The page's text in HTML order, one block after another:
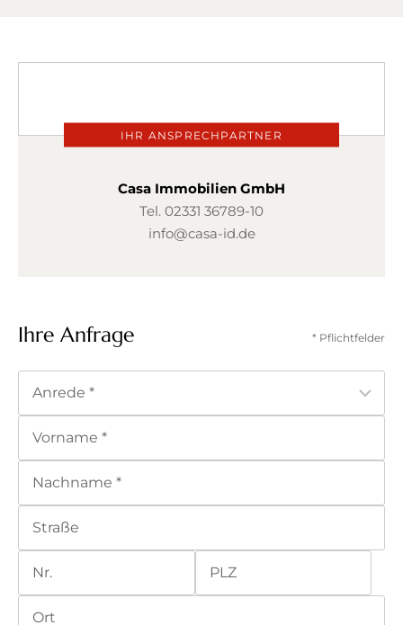
Ihre Anfrage * Pflichtfelder
IHR ANSPRECHPARTNER
Casa Immobilien GmbH
Tel. 02331 36789-10
info@casa-id.de